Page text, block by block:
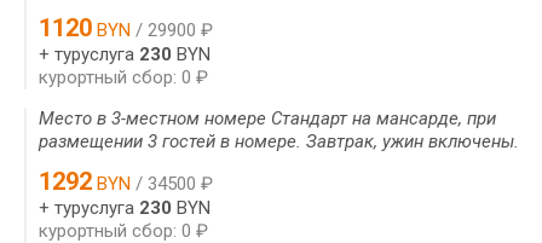
1120 BYN / 29900 ₽
+ туруслуга 230 BYN
курортный сбор: 0 ₽
Место в 3-местном номере Стандарт на мансарде, при
размещении 3 гостей в номере. Завтрак, ужин включены.
1292 BYN / 34500 ₽
+ туруслуга 230 BYN
курортный сбор: 0 ₽